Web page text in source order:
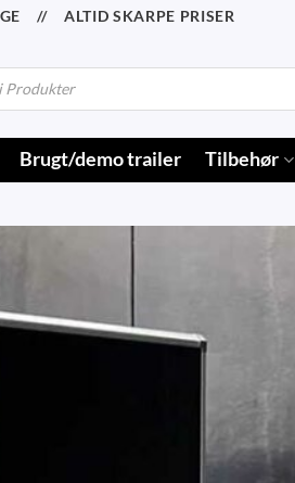
// ALTID SKARPE PRISER
Brugt/demo trailer Tilbehør